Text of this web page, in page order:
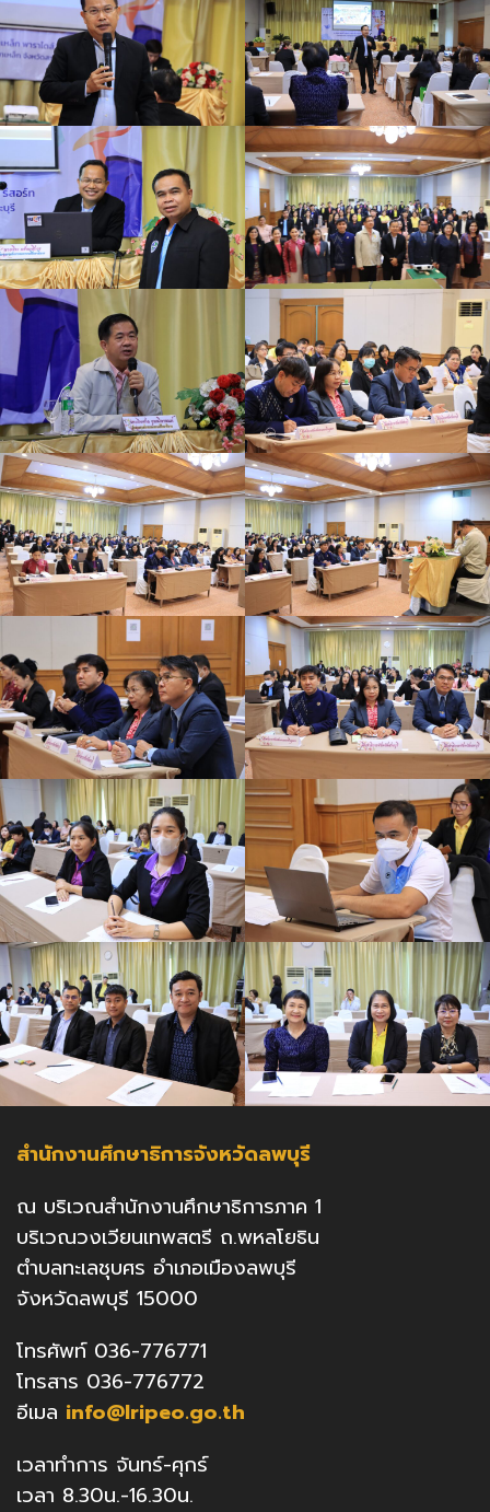
สำนักงานศึกษาธิการจังหวัดลพบุรี
ณ บริเวณสำนักงานศึกษาธิการภาค 1
บริเวณวงเวียนเทพสตรี ถ.พหลโยธิน
ตำบลทะเลชุบศร อำเภอเมืองลพบุรี
จังหวัดลพบุรี 15000
โทรศัพท์ 036-776771
โทรสาร 036-776772
อีเมล info@lripeo.go.th
เวลาทำการ จันทร์-ศุกร์
เวลา 8.30น.-16.30น.